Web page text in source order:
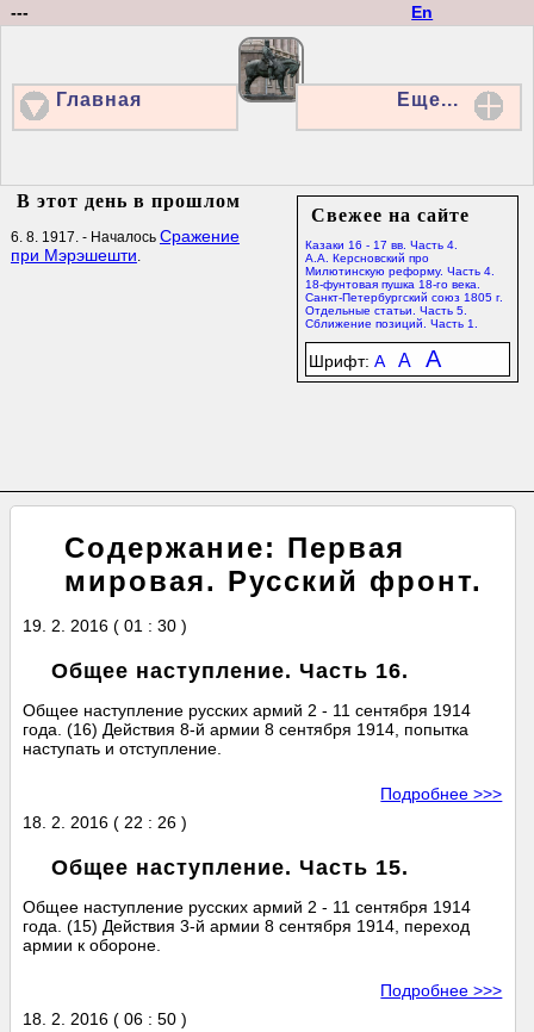
En
---
Главная Еще...
Свежее на сайте
Казаки 16 - 17 вв. Часть 4.
А.А. Керсновский про
Милютинскую реформу. Часть 4.
18-фунтовая пушка 18-го века.
Санкт-Петербургский союз 1805 г.
Отдельные статьи. Часть 5.
Сближение позиций. Часть 1.
Шрифт: A A A
В этот день в прошлом
6. 8. 1917. - Началось Сражение
при Мэрэшешти.
Содержание: Первая
мировая. Русский фронт.
19. 2. 2016 ( 01 : 30 )
Общее наступление. Часть 16.
Общее наступление русских армий 2 - 11 сентября 1914
года. (16) Действия 8-й армии 8 сентября 1914, попытка
наступать и отступление.
Подробнее >>>
18. 2. 2016 ( 22 : 26 )
Общее наступление. Часть 15.
Общее наступление русских армий 2 - 11 сентября 1914
года. (15) Действия 3-й армии 8 сентября 1914, переход
армии к обороне.
Подробнее >>>
18. 2. 2016 ( 06 : 50 )